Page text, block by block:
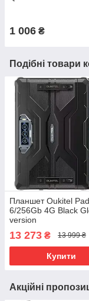
1 006 ₴
Подібні товари
Планшет Oukitel
6/256Gb 4G Black
version
13 273 ₴ 13 999 ₴
Купити
Акційні